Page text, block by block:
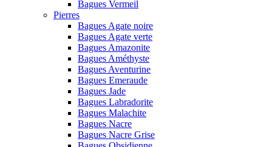
Bagues Vermeil
Pierres
Bagues Agate noire
Bagues Agate verte
Bagues Amazonite
Bagues Améthyste
Bagues Aventurine
Bagues Emeraude
Bagues Jade
Bagues Labradorite
Bagues Malachite
Bagues Nacre
Bagues Nacre Grise